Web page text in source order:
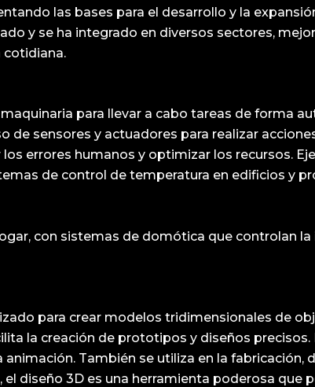
las bases para el desarrollo y la
y se ha integrado en diversos sectores,
cotidiana.
para llevar a cabo tareas de forma
de sensores y actuadores para realizar
errores humanos y optimizar los recursos.
de control de temperatura en edificios y
con sistemas de domótica que controlan
para crear modelos tridimensionales de
la creación de prototipos y diseños precisos.
También se utiliza en la fabricación,
diseño 3D es una herramienta poderosa que